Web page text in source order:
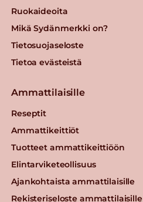
Ruokaideoita
Mikä Sydänmerkki on?
Tietosuojaseloste
Tietoa evästeistä
Ammattilaisille
Reseptit
Ammattikeittiöt
Tuotteet ammattikeittiöön
Elintarviketeollisuus
Ajankohtaista ammattilaisille
Rekisteriseloste ammattilaisille